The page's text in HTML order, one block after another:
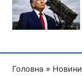
Головна » Новини